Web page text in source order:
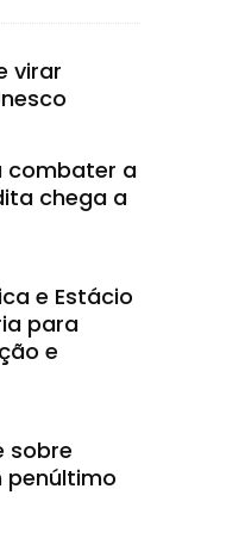
virar
combater a
chega a
e Estácio
para
e
sobre
penúltimo